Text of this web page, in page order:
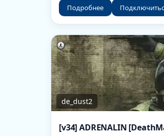
Подробнее
de_dust2
[v34] ADRENALIN